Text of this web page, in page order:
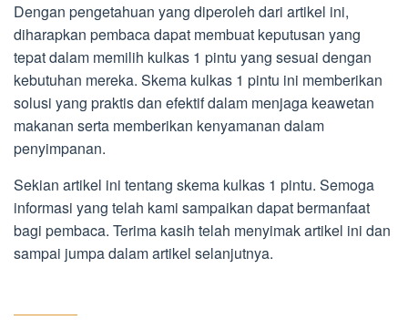
Dengan pengetahuan yang diperoleh dari artikel ini,
diharapkan pembaca dapat membuat keputusan yang
tepat dalam memilih kulkas 1 pintu yang sesuai dengan
kebutuhan mereka. Skema kulkas 1 pintu ini memberikan
solusi yang praktis dan efektif dalam menjaga keawetan
makanan serta memberikan kenyamanan dalam
penyimpanan.
Sekian artikel ini tentang skema kulkas 1 pintu. Semoga
informasi yang telah kami sampaikan dapat bermanfaat
bagi pembaca. Terima kasih telah menyimak artikel ini dan
sampai jumpa dalam artikel selanjutnya.